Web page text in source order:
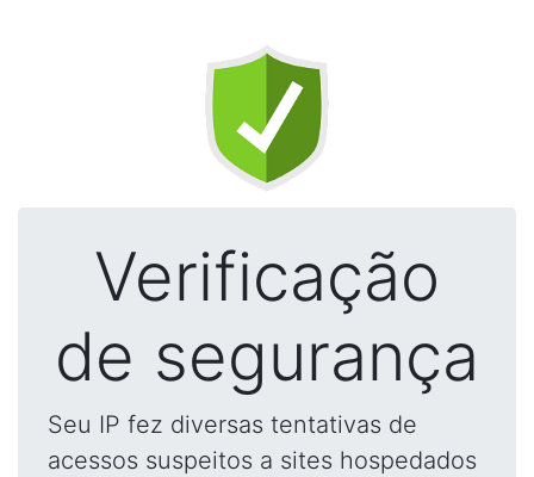
Verificação
de segurança
Seu IP fez diversas tentativas de
acessos suspeitos a sites hospedados